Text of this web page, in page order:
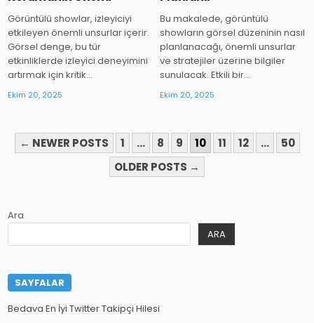
Görüntülü showlar, izleyiciyi
etkileyen önemli unsurlar içerir.
Görsel denge, bu tür
etkinliklerde izleyici deneyimini
artırmak için kritik…
Ekim 20, 2025
Bu makalede, görüntülü
showların görsel düzeninin nasıl
planlanacağı, önemli unsurlar
ve stratejiler üzerine bilgiler
sunulacak. Etkili bir…
Ekim 20, 2025
YAZI
SAYFALAMASI
← NEWER POSTS 1 … 8 9 10 11 12 …
50
OLDER POSTS →
Ara
ARA
SAYFALAR
Bedava En İyi Twitter Takipçi Hilesi